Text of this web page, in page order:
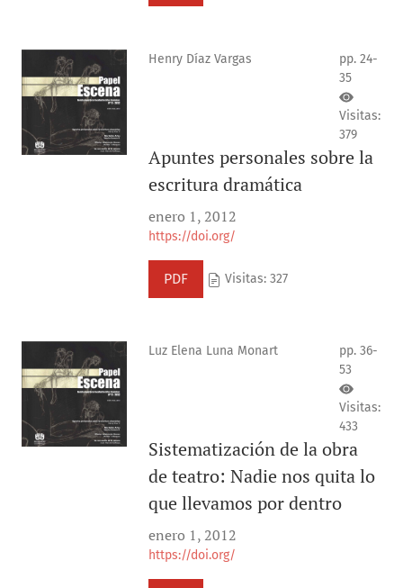
Henry Díaz Vargas
pp. 24-
35
Visitas:
379
Apuntes personales sobre la
escritura dramática
enero 1, 2012
https://doi.org/
PDF Visitas: 327
Luz Elena Luna Monart
pp. 36-
53
Visitas:
433
Sistematización de la obra
de teatro: Nadie nos quita lo
que llevamos por dentro
enero 1, 2012
https://doi.org/